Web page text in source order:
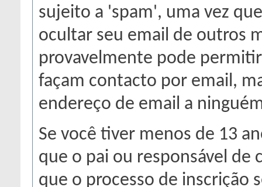
sujeito a 'spam', uma vez
ocultar seu email de outros
provavelmente pode
façam contacto por email,
endereço de email a
Se você tiver menos de 13
que o pai ou responsável
que o processo de inscrição